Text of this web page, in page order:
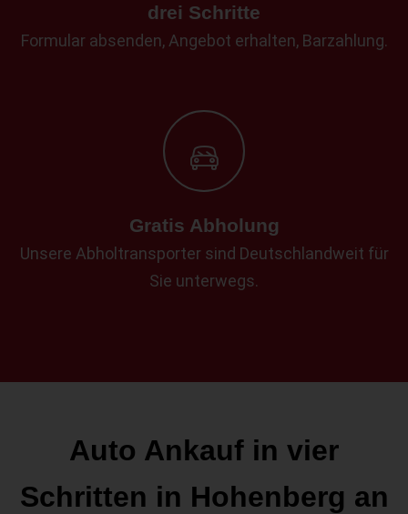
drei Schritte
Formular absenden, Angebot erhalten, Barzahlung.
Gratis Abholung
Unsere Abholtransporter sind Deutschlandweit für
Sie unterwegs.
Auto Ankauf in vier
Schritten in Hohenberg an